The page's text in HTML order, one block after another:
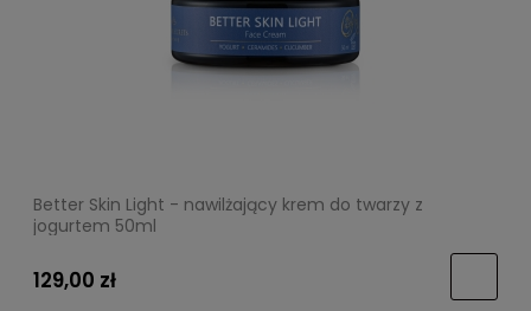
Better Skin Light - nawilżający krem do twarzy z
jogurtem 50ml
129,00 zł